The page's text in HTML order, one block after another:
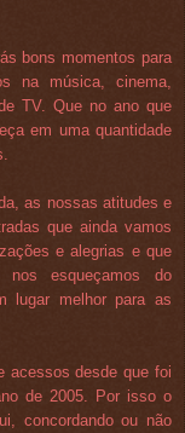
bons momentos para
na música, cinema,
TV. Que no ano que
em uma quantidade
as nossas atitudes e
que ainda vamos
e alegrias e que
esqueçamos do
lugar melhor para as
acessos desde que foi
de 2005. Por isso o
concordando ou não